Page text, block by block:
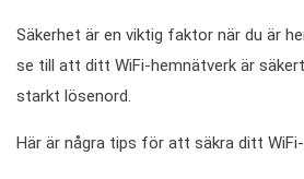
Säkerhet är en viktig faktor när du är
se till att ditt WiFi-hemnätverk är
starkt lösenord.
Här är några tips för att säkra ditt